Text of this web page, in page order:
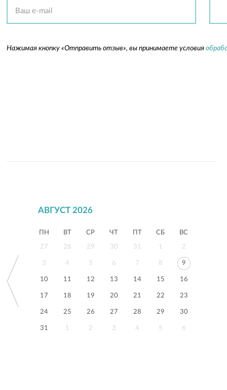
Нажимая кнопку «Отправить отзыв», вы принимаете условия
АВГУСТ 2026
ПН ВТ СР ЧТ ПТ СБ ВС
27 28 29 30 31 1 2
3 4 5 6 7 8 9
10 11 12 13 14 15 16
17 18 19 20 21 22 23
24 25 26 27 28 29 30
31 1 2 3 4 5 6